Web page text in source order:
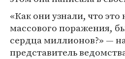
«Как они узнали, что
массового поражения,
сердца миллионов?» —
представитель